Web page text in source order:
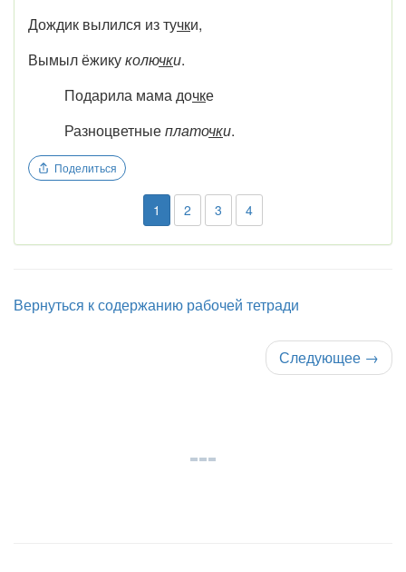
Дождик вылился из тучки,
Вымыл ёжикуколючки.
Подарила мама дочке
Разноцветныеплаточки.
Поделиться
1 2 3 4
Вернуться к содержанию рабочей тетради
Следующее →